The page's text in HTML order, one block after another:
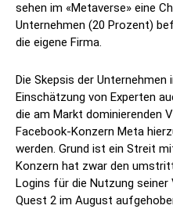
sehen im «Metaverse» eine
Unternehmen (20 Prozent)
die eigene Firma.
Die Skepsis der
Einschätzung von Experten
die am Markt dominierenden
Facebook-Konzern Meta
werden. Grund ist ein Streit
Konzern hat zwar den
Logins für die Nutzung
Quest 2 im August